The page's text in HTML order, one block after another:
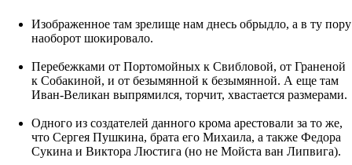
Изображенное там зрелище нам днесь обрыдло, а в ту пору
наоборот шокировало.
Перебежками от Портомойных к Свибловой, от Граненой
к Собакиной, и от безымянной к безымянной. А еще там
Иван-Великан выпрямился, торчит, хвастается размерами.
Одного из создателей данного крома арестовали за то же,
что Сергея Пушкина, брата его Михаила, а также Федора
Сукина и Виктора Люстига (но не Мойста ван Липвига).